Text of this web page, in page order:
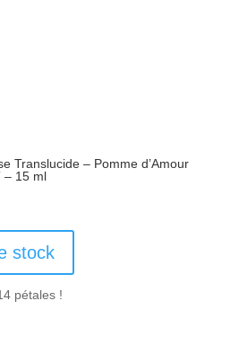
Translucide – Pomme d’Amour
– 15 ml
stock
pétales !